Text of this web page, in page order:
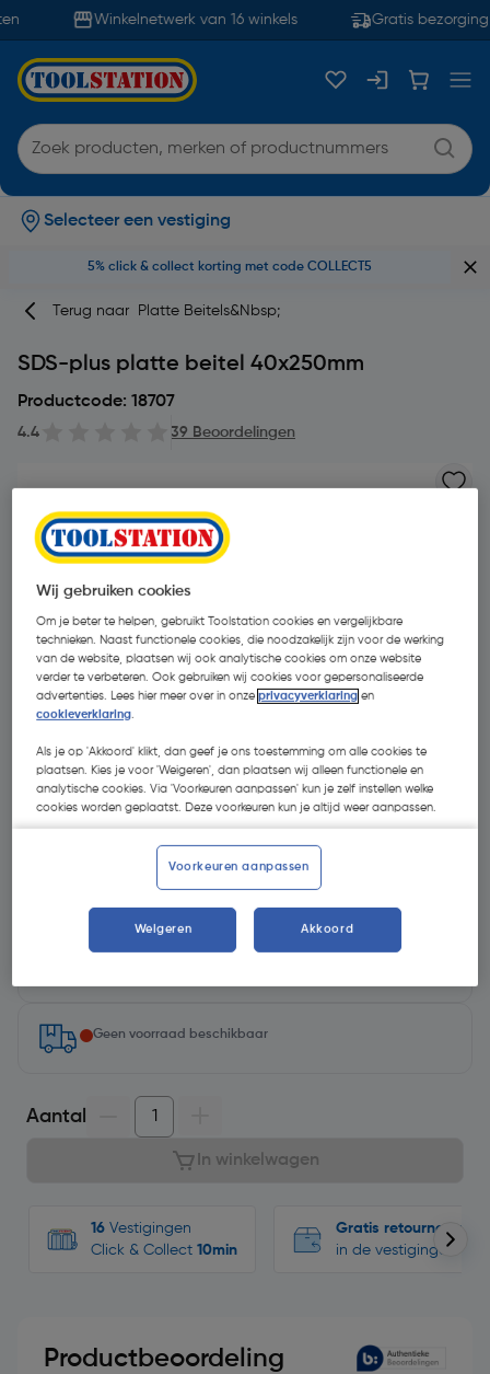
Winkelnetwerk van 16 winkels Gratis bezorging
Selecteer een vestiging
5% click & collect korting met code COLLECT5
Terug naar Platte Beitels&nbsp;
SDS-plus platte beitel 40x250mm
Productcode: 18707
4.4 39 Beoordelingen
| Excl. btw € 1,30
Selecteer winkel - Bekijk voorraadniveaus en haal binnen 10
minuten op
Geen voorraad beschikbaar
Aantal
In winkelwagen
16 Vestigingen
Click & Collect 10min
Gratis retourneren
in de vestigingen
Productbeoordeling
Wij gebruiken cookies
Om je beter te helpen, gebruikt Toolstation cookies en vergelijkbare
technieken. Naast functionele cookies, die noodzakelijk zijn voor de werking
van de website, plaatsen wij ook analytische cookies om onze website
verder te verbeteren. Ook gebruiken wij cookies voor gepersonaliseerde
advertenties. Lees hier meer over in onzeprivacyverklaring en
cookieverklaring.
Als je op 'Akkoord' klikt, dan geef je ons toestemming om alle cookies te
plaatsen. Kies je voor 'Weigeren', dan plaatsen wij alleen functionele en
analytische cookies. Via 'Voorkeuren aanpassen' kun je zelf instellen welke
cookies worden geplaatst. Deze voorkeuren kun je altijd weer aanpassen.
Voorkeuren aanpassen
Weigeren Akkoord